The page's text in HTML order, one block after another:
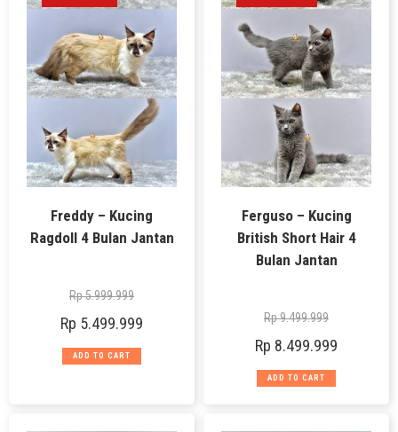
Freddy – Kucing
Ragdoll 4 Bulan Jantan
Rp5.999.999
Rp 5.499.999
ADD TO CART
Ferguso – Kucing
British Short Hair 4
Bulan Jantan
Rp9.499.999
Rp 8.499.999
ADD TO CART